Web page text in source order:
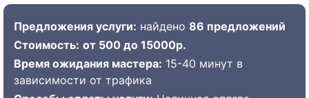
Предложения услуги: найдено 86 предложений
Стоимость: от 500 до 15000р.
Время ожидания мастера: 15-40 минут в
зависимости от трафика